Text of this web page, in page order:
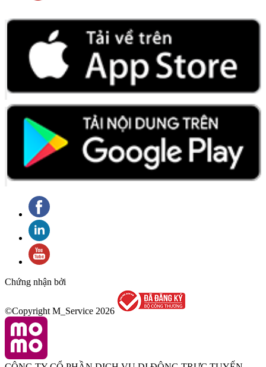
Chứng nhận bởi
©Copyright M_Service 2026